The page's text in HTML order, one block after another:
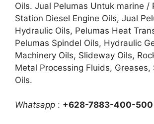
Oils. Jual Pelumas Untuk marine /
Station Diesel Engine Oils, Jual
Hydraulic Oils, Pelumas Heat
Pelumas Spindel Oils, Hydraulic
Machinery Oils, Slideway Oils,
Metal Processing Fluids, Greases,
Oils.
Whatsapp : +628-7883-400-500